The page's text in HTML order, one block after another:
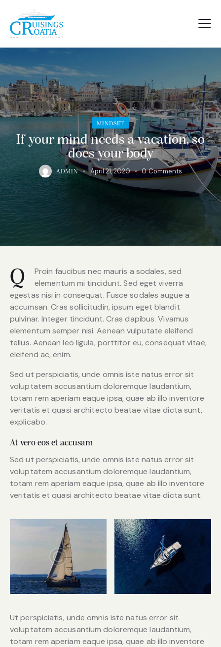
MINDSET
If your mind needs a vacation, so
does your body
ADMIN April 21, 2020 0 Comments
Q
Proin faucibus nec mauris a sodales, sed
elementum mi tincidunt. Sed eget viverra
egestas nisi in consequat. Fusce sodales augue a
accumsan. Cras sollicitudin, ipsum eget blandit
pulvinar. Integer tincidunt. Cras dapibus. Vivamus
elementum semper nisi. Aenean vulputate eleifend
tellus. Aenean leo ligula, porttitor eu, consequat vitae,
eleifend ac, enim.
Sed ut perspiciatis, unde omnis iste natus error sit
voluptatem accusantium doloremque laudantium,
totam rem aperiam eaque ipsa, quae ab illo inventore
veritatis et quasi architecto beatae vitae dicta sunt,
explicabo.
At vero eos et accusam
Sed ut perspiciatis, unde omnis iste natus error sit
voluptatem accusantium doloremque laudantium,
totam rem aperiam eaque ipsa, quae ab illo inventore
veritatis et quasi architecto beatae vitae dicta sunt.
Ut perspiciatis, unde omnis iste natus error sit
voluptatem accusantium doloremque laudantium,
totam rem aperiam eaque ipsa, quae ab illo inventore